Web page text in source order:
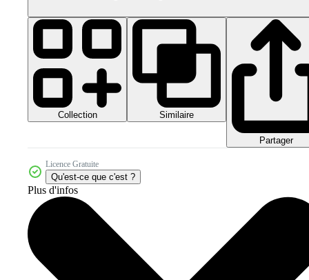
Collection Similaire
Partager
Licence Gratuite
Qu'est-ce que c'est ?
Plus d'infos